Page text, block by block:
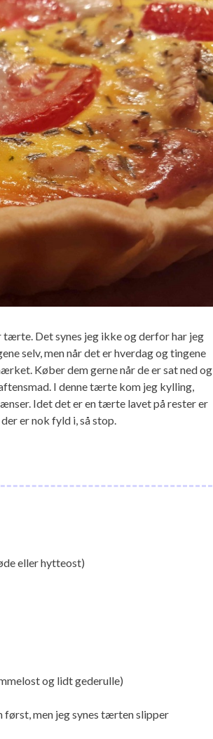
tærte. Det synes jeg ikke og derfor har jeg
selv, men når det er hverdag og tingene
Køber dem gerne når de er sat ned og
I denne tærte kom jeg kylling,
Idet det er en tærte lavet på rester er
er nok fyld i, så stop.
eller hytteost)
og lidt gederulle)
men jeg synes tærten slipper